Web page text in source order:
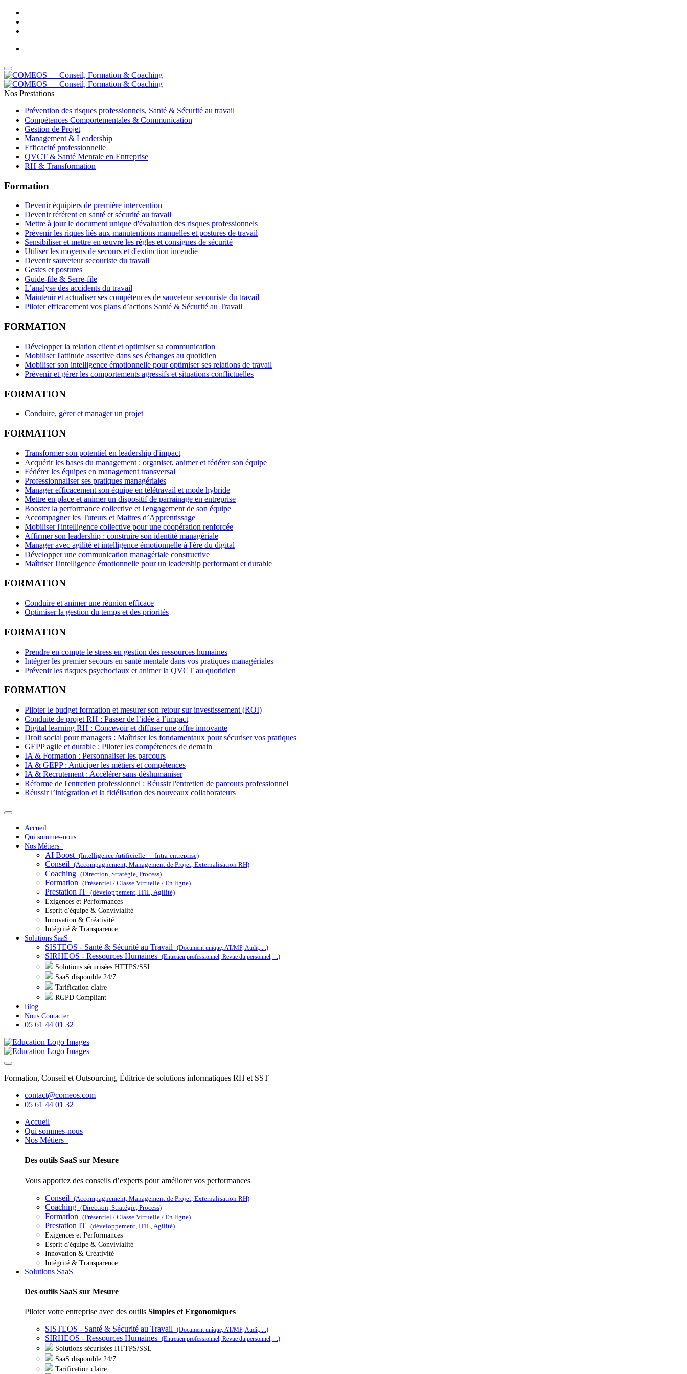
Nos Prestations
Prévention des risques professionnels, Santé & Sécurité au travail
Compétences Comportementales & Communication
Gestion de Projet
Management & Leadership
Efficacité professionnelle
QVCT & Santé Mentale en Entreprise
RH & Transformation
Formation
Devenir équipiers de première intervention
Devenir référent en santé et sécurité au travail
Mettre à jour le document unique d'évaluation des risques professionnels
Prévenir les riques liés aux manutentions manuelles et postures de travail
Sensibiliser et mettre en œuvre les règles et consignes de sécurité
Utiliser les moyens de secours et d'extinction incendie
Devenir sauveteur secouriste du travail
Gestes et postures
Guide-file & Serre-file
L’analyse des accidents du travail
Maintenir et actualiser ses compétences de sauveteur secouriste du travail
Piloter efficacement vos plans d’actions Santé & Sécurité au Travail
FORMATION
Développer la relation client et optimiser sa communication
Mobiliser l'attitude assertive dans ses échanges au quotidien
Mobiliser son intelligence émotionnelle pour optimiser ses relations de travail
Prévenir et gérer les comportements agressifs et situations conflictuelles
FORMATION
Conduire, gérer et manager un projet
FORMATION
Transformer son potentiel en leadership d'impact
Acquérir les bases du management : organiser, animer et fédérer son équipe
Fédérer les équipes en management transversal
Professionnaliser ses pratiques managériales
Manager efficacement son équipe en télétravail et mode hybride
Mettre en place et animer un dispositif de parrainage en entreprise
Booster la performance collective et l'engagement de son équipe
Accompagner les Tuteurs et Maitres d’Apprentissage
Mobiliser l'intelligence collective pour une coopération renforcée
Affirmer son leadership : construire son identité managériale
Manager avec agilité et intelligence émotionnelle à l'ère du digital
Développer une communication managériale constructive
Maîtriser l'intelligence émotionnelle pour un leadership performant et durable
FORMATION
Conduire et animer une réunion efficace
Optimiser la gestion du temps et des priorités
FORMATION
Prendre en compte le stress en gestion des ressources humaines
Intégrer les premier secours en santé mentale dans vos pratiques managériales
Prévenir les risques psychociaux et animer la QVCT au quotidien
FORMATION
Piloter le budget formation et mesurer son retour sur investissement (ROI)
Conduite de projet RH : Passer de l’idée à l’impact
Digital learning RH : Concevoir et diffuser une offre innovante
Droit social pour managers : Maîtriser les fondamentaux pour sécuriser vos pratiques
GEPP agile et durable : Piloter les compétences de demain
IA & Formation : Personnaliser les parcours
IA & GEPP : Anticiper les métiers et compétences
IA & Recrutement : Accélérer sans déshumaniser
Réforme de l'entretien professionnel : Réussir l'entretien de parcours professionnel
Réussir l’intégration et la fidélisation des nouveaux collaborateurs
Accueil
Qui sommes-nous
Nos Métiers
AI Boost (Intelligence Artificielle — Intra-entreprise)
Conseil (Accompagnement, Management de Projet, Externalisation RH)
Coaching (Direction, Stratégie, Process)
Formation (Présentiel / Classe Virtuelle / En ligne)
Prestation IT (développement, ITIL, Agilité)
Exigences et Performances
Esprit d'équipe & Convivialité
Innovation & Créativité
Intégrité & Transparence
Solutions SaaS
SISTEOS - Santé & Sécurité au Travail (Document unique, AT/MP, Audit, ...)
SIRHEOS - Ressources Humaines (Entretien professionnel, Revue du personnel, ...)
Solutions sécurisées HTTPS/SSL
SaaS disponible 24/7
Tarification claire
RGPD Compliant
Blog
Nous Contacter
05 61 44 01 32
Formation, Conseil et Outsourcing, Éditrice de solutions informatiques RH et SST
contact@comeos.com
05 61 44 01 32
Accueil
Qui sommes-nous
Nos Métiers
Des outils SaaS sur Mesure
Vous apportez des conseils d’experts pour améliorer vos performances
Conseil (Accompagnement, Management de Projet, Externalisation RH)
Coaching (Direction, Stratégie, Process)
Formation (Présentiel / Classe Virtuelle / En ligne)
Prestation IT (développement, ITIL, Agilité)
Exigences et Performances
Esprit d'équipe & Convivialité
Innovation & Créativité
Intégrité & Transparence
Solutions SaaS
Des outils SaaS sur Mesure
Piloter votre entreprise avec des outils Simples et Ergonomiques
SISTEOS - Santé & Sécurité au Travail
(Document unique, AT/MP, Audit, ...)
SIRHEOS - Ressources Humaines (Entretien professionnel, Revue du personnel, ...)
Solutions sécurisées HTTPS/SSL
SaaS disponible 24/7
Tarification claire